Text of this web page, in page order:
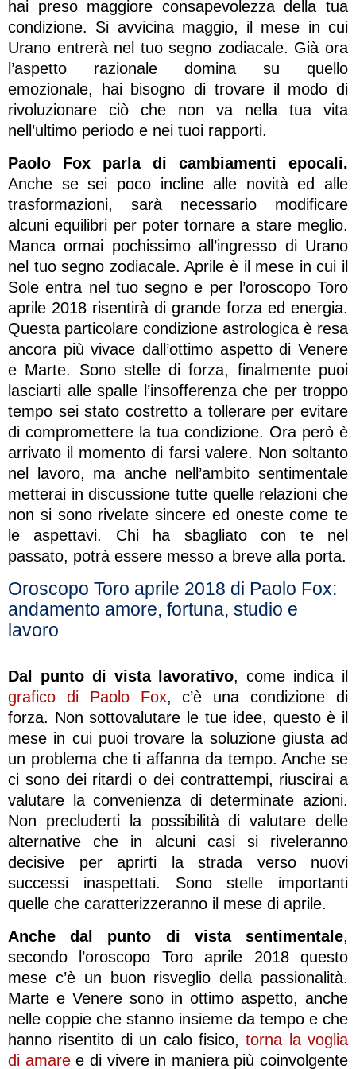
hai preso maggiore consapevolezza della tua
condizione. Si avvicina maggio, il mese in cui
Urano entrerà nel tuo segno zodiacale. Già ora
l’aspetto razionale domina su quello
emozionale, hai bisogno di trovare il modo di
rivoluzionare ciò che non va nella tua vita
nell’ultimo periodo e nei tuoi rapporti.
Paolo Fox parla di cambiamenti epocali.
Anche se sei poco incline alle novità ed alle
trasformazioni, sarà necessario modificare
alcuni equilibri per poter tornare a stare meglio.
Manca ormai pochissimo all’ingresso di Urano
nel tuo segno zodiacale. Aprile è il mese in cui il
Sole entra nel tuo segno e per l’oroscopo Toro
aprile 2018 risentirà di grande forza ed energia.
Questa particolare condizione astrologica è resa
ancora più vivace dall’ottimo aspetto di Venere
e Marte. Sono stelle di forza, finalmente puoi
lasciarti alle spalle l’insofferenza che per troppo
tempo sei stato costretto a tollerare per evitare
di compromettere la tua condizione. Ora però è
arrivato il momento di farsi valere. Non soltanto
nel lavoro, ma anche nell’ambito sentimentale
metterai in discussione tutte quelle relazioni che
non si sono rivelate sincere ed oneste come te
le aspettavi. Chi ha sbagliato con te nel
passato, potrà essere messo a breve alla porta.
Oroscopo Toro aprile 2018 di Paolo Fox:
andamento amore, fortuna, studio e
lavoro
Dal punto di vista lavorativo, come indica il
grafico di Paolo Fox, c’è una condizione di
forza. Non sottovalutare le tue idee, questo è il
mese in cui puoi trovare la soluzione giusta ad
un problema che ti affanna da tempo. Anche se
ci sono dei ritardi o dei contrattempi, riuscirai a
valutare la convenienza di determinate azioni.
Non precluderti la possibilità di valutare delle
alternative che in alcuni casi si riveleranno
decisive per aprirti la strada verso nuovi
successi inaspettati. Sono stelle importanti
quelle che caratterizzeranno il mese di aprile.
Anche dal punto di vista sentimentale,
secondo l’oroscopo Toro aprile 2018 questo
mese c’è un buon risveglio della passionalità.
Marte e Venere sono in ottimo aspetto, anche
nelle coppie che stanno insieme da tempo e che
hanno risentito di un calo fisico,torna la voglia
di amaree di vivere in maniera più coinvolgente